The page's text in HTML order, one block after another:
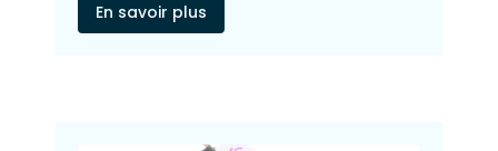
En savoir plus